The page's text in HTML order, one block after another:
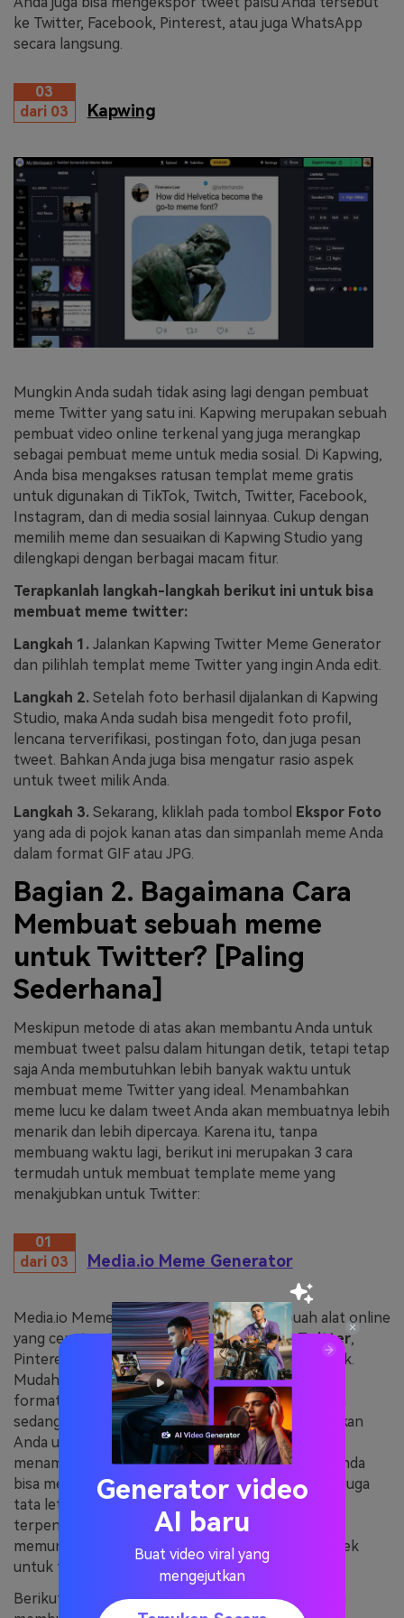
ke Twitter, Facebook, Pinterest, atau juga WhatsApp
secara langsung.
03
dari 03
Kapwing
Mungkin Anda sudah tidak asing lagi dengan pembuat
meme Twitter yang satu ini. Kapwing merupakan sebuah
pembuat video online terkenal yang juga merangkap
sebagai pembuat meme untuk media sosial. Di Kapwing,
Anda bisa mengakses ratusan templat meme gratis
untuk digunakan di TikTok, Twitch, Twitter, Facebook,
Instagram, dan di media sosial lainnyaa. Cukup dengan
memilih meme dan sesuaikan di Kapwing Studio yang
dilengkapi dengan berbagai macam fitur.
Terapkanlah langkah-langkah berikut ini untuk bisa
membuat meme twitter:
Langkah 1. Jalankan Kapwing Twitter Meme Generator
dan pilihlah templat meme Twitter yang ingin Anda edit.
Langkah 2. Setelah foto berhasil dijalankan di Kapwing
Studio, maka Anda sudah bisa mengedit foto profil,
lencana terverifikasi, postingan foto, dan juga pesan
tweet. Bahkan Anda juga bisa mengatur rasio aspek
untuk tweet milik Anda.
Langkah 3. Sekarang, kliklah pada tombol
Ekspor Foto
yang ada di pojok kanan atas dan simpanlah meme Anda
dalam format GIF atau JPG.
Bagian 2. Bagaimana Cara
Membuat sebuah meme
untuk Twitter? [Paling
Sederhana]
Meskipun metode di atas akan membantu Anda untuk
membuat tweet palsu dalam hitungan detik, tetapi tetap
saja Anda membutuhkan lebih banyak waktu untuk
membuat meme Twitter yang ideal. Menambahkan
meme lucu ke dalam tweet Anda akan membuatnya lebih
menarik dan lebih dipercaya. Karena itu, tanpa
membuang waktu lagi, berikut ini merupakan 3 cara
termudah untuk membuat template meme yang
menakjubkan untuk Twitter:
01
dari 03
Media.io Meme Generator
Media.io Meme Generator merupakan sebuah alat online
yang cepat untukmembuat meme untuk Twitter,
Pinterest, Snapchat, Instagram, dan juga Facebook.
Mudah untuk digunakan dan sesuai dengan semua
format foto standar, termasuk juga file GIF. Ketika
sedang membuat meme, alat ini akan memungkinkan
Anda untuk memilih desain templat sebelum
menambahkan teks yang relevan. Seperti biasa, Anda
bisa mengedit warna teks, jenis font, ukuran, dan juga
tata letak sesuai keinginan Anda. Selain itu, yang
terpenting ialah Media.io Meme Generator
memungkinkan Anda untuk bisa memilih rasio aspek
untuk templat meme yang Anda buat.
Berikut ini merupakan langkah-langkah untuk bisa
Generator video
AI baru
Buat video viral yang
mengejutkan